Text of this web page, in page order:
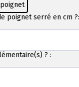
poignet serré en cm ?:
? :